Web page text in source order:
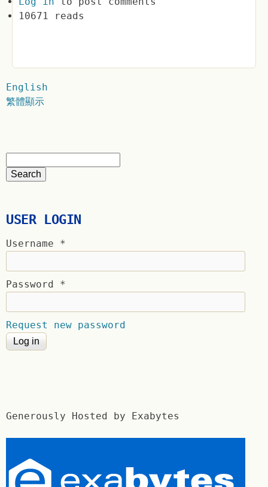
10671 reads
English
繁體顯示
USER LOGIN
Username *
Password *
Request new password
Generously Hosted by Exabytes